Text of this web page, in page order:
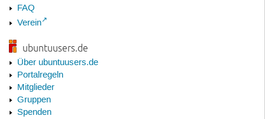
FAQ
Verein
ubuntuusers.de
Über ubuntuusers.de
Portalregeln
Mitglieder
Gruppen
Spenden